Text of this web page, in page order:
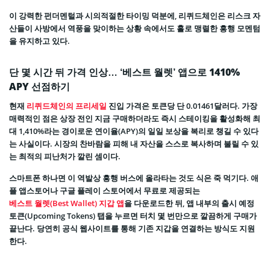
이 강력한 펀더멘털과 시의적절한 타이밍 덕분에, 리퀴드체인은 리스크 자
산들이 사방에서 역풍을 맞이하는 상황 속에서도 홀로 맹렬한 흥행 모멘텀
을 유지하고 있다.
단 몇 시간 뒤 가격 인상… ‘베스트 월렛’ 앱으로 1410%
APY 선점하기
현재 리퀴드체인의 프리세일 진입 가격은 토큰당 단 0.01461달러다. 가장
매력적인 점은 상장 전인 지금 구매하더라도 즉시 스테이킹을 활성화해 최
대 1,410%라는 경이로운 연이율(APY)의 일일 보상을 복리로 챙길 수 있다
는 사실이다. 시장의 찬바람을 피해 내 자산을 스스로 복사하며 불릴 수 있
는 최적의 피난처가 깔린 셈이다.
스마트폰 하나면 이 역발상 흥행 버스에 올라타는 것도 식은 죽 먹기다. 애
플 앱스토어나 구글 플레이 스토어에서 무료로 제공되는
베스트 월렛(Best Wallet) 지갑 앱을 다운로드한 뒤, 앱 내부의 출시 예정
토큰(Upcoming Tokens) 탭을 누르면 터치 몇 번만으로 깔끔하게 구매가
끝난다. 당연히 공식 웹사이트를 통해 기존 지갑을 연결하는 방식도 지원
한다.